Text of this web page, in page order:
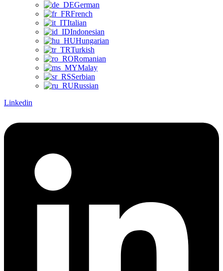
German
French
Italian
Indonesian
Hungarian
Turkish
Romanian
Malay
Serbian
Russian
Linkedin